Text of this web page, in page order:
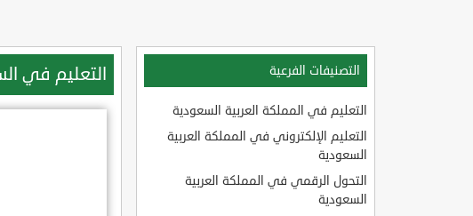
التصنيفات الفرعية
التعليم في المملكة العربية السعودية
التعليم الإلكتروني في المملكة العربية
السعودية
التحول الرقمي في المملكة العربية
السعودية
التعليم في